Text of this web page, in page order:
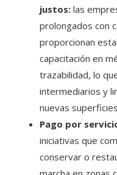
justos: las
prolongados con
proporcionan
capacitación en
trazabilidad, lo
intermediarios y
nuevas
Pago por
iniciativas que
conservar o